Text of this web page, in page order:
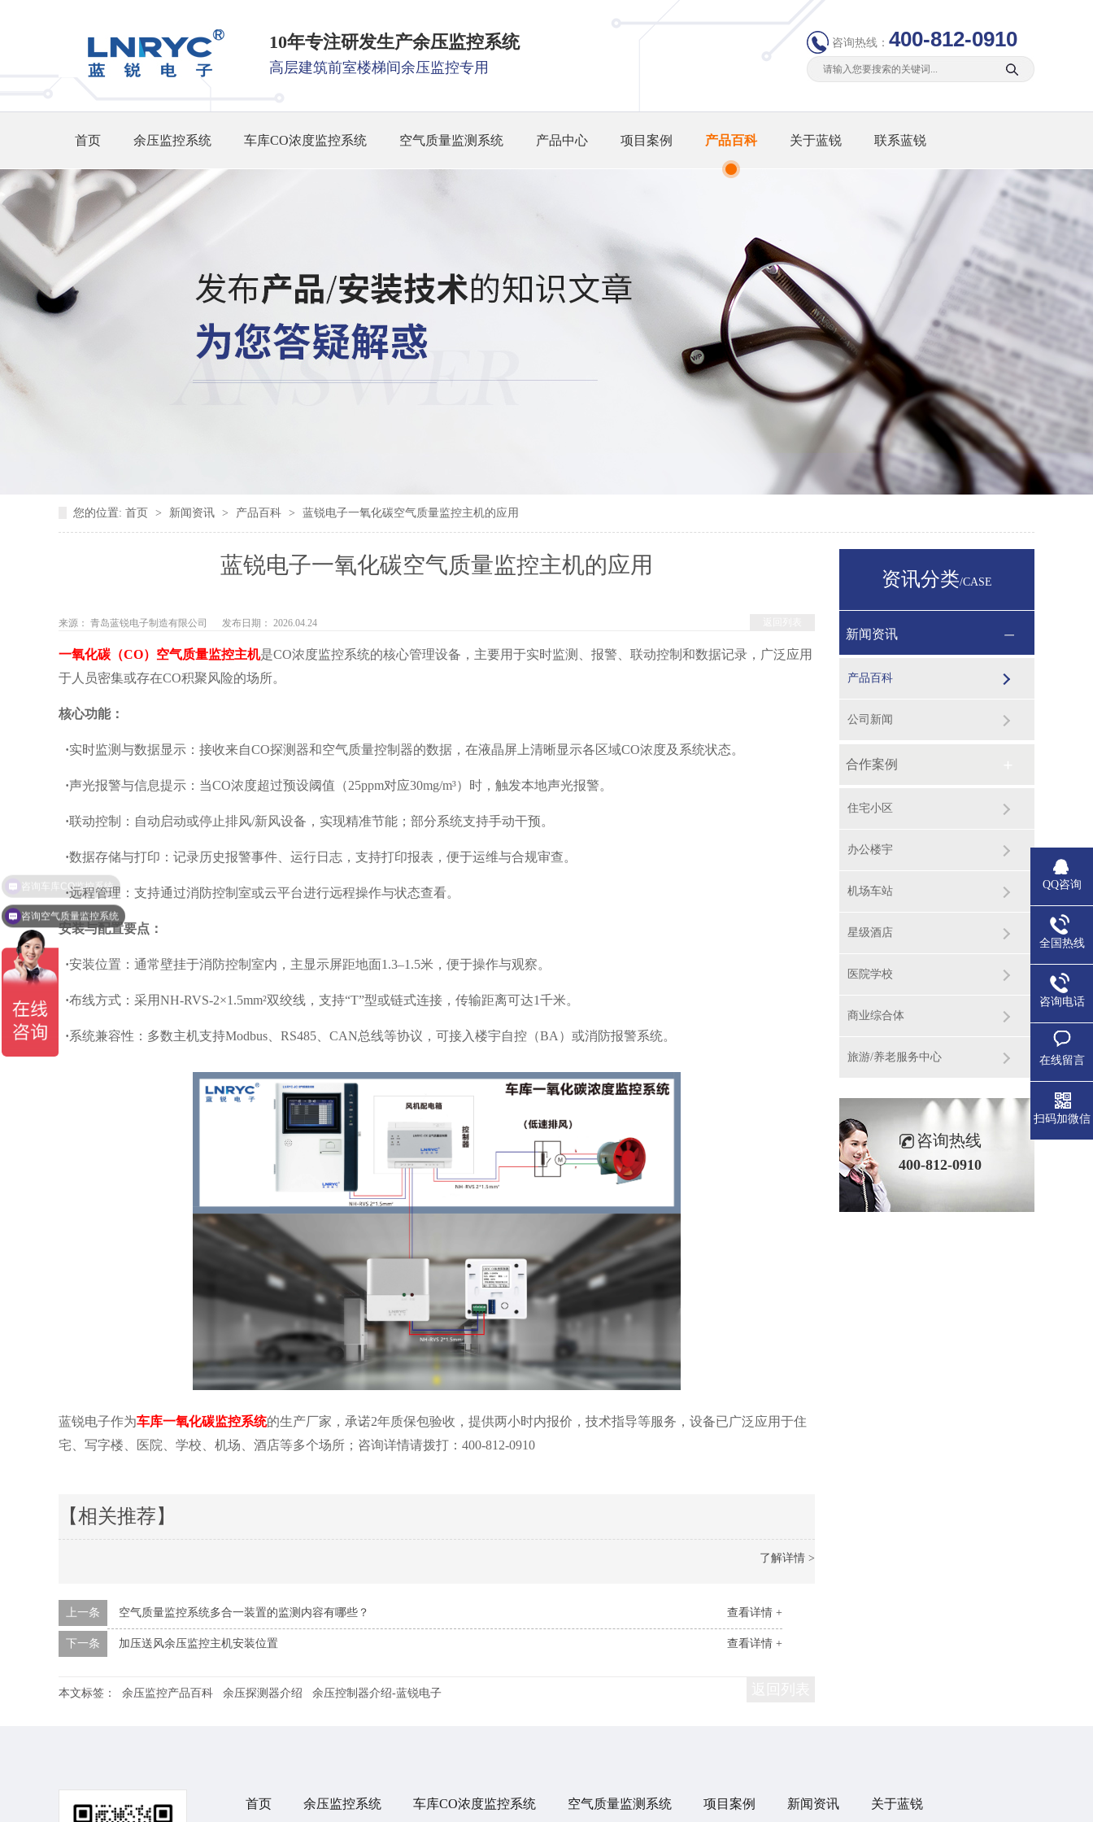
10年专注研发生产余压监控系统
高层建筑前室楼梯间余压监控专用
咨询热线： 400-812-0910
首页 余压监控系统 车库CO浓度监控系统 空气质量监测系统 产品中心 项目案例 产品百科 关于蓝锐 联系蓝锐
您的位置: 首页 > 新闻资讯 > 产品百科 > 蓝锐电子一氧化碳空气质量监控主机的应用
蓝锐电子一氧化碳空气质量监控主机的应用
来源： 青岛蓝锐电子制造有限公司 发布日期： 2026.04.24
一氧化碳（CO）空气质量监控主机是‌CO浓度监控系统的核心管理设备‌，主要用于实时监测、报警、联动控制和数据记录，广泛应用
于人员密集或存在CO积聚风险的场所。
核心功能：
‌ ·实时监测与数据显示‌：接收来自CO探测器和空气质量控制器的数据，在液晶屏上清晰显示各区域CO浓度及系统状态‌。
‌ ·声光报警与信息提示‌：当CO浓度超过预设阈值（25ppm对应30mg/m³）时，触发本地声光报警。
‌ ·联动控制‌：自动启动或停止排风/新风设备，实现精准节能；部分系统支持手动干预‌。
‌ ·数据存储与打印‌：记录历史报警事件、运行日志，支持打印报表，便于运维与合规审查‌。
‌ ·远程管理‌：支持通过消防控制室或云平台进行远程操作与状态查看‌。
安装与配置要点：
‌ ·安装位置‌：通常壁挂于‌消防控制室内‌，主显示屏距地面‌1.3–1.5米‌，便于操作与观察‌。
‌ ·布线方式‌：采用‌NH-RVS-2×1.5mm²双绞线‌，支持“T”型或链式连接，传输距离可达‌1千米‌‌。
‌ ·系统兼容性‌：多数主机支持‌Modbus、RS485、CAN总线‌等协议，可接入楼宇自控（BA）或消防报警系统‌。
蓝锐电子作为车库一氧化碳监控系统的生产厂家，承诺2年质保包验收，提供两小时内报价，技术指导等服务，设备已广泛应用于住
宅、写字楼、医院、学校、机场、酒店等多个场所；咨询详情请拨打：400-812-0910
【相关推荐】
了解详情 >
查看详情 +
上一条 空气质量监控系统多合一装置的监测内容有哪些？
查看详情 +
下一条 加压送风余压监控主机安装位置
本文标签： 余压监控产品百科 余压探测器介绍 余压控制器介绍-蓝锐电子
资讯分类/CASE
新闻资讯
产品百科
公司新闻
合作案例
住宅小区
办公楼宇
机场车站
星级酒店
医院学校
商业综合体
旅游/养老服务中心
咨询热线
400-812-0910
首页 余压监控系统 车库CO浓度监控系统 空气质量监测系统 项目案例 新闻资讯 关于蓝锐
QQ咨询
全国热线
咨询电话
在线留言
扫码加微信
咨询空气质量监控系统